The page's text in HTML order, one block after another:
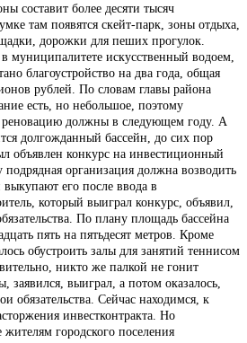
составит более десяти тысяч
там появятся скейт-парк, зоны отдыха,
дорожки для пеших прогулок.
муниципалитете искусственный водоем,
благоустройство на два года, общая
рублей. По словам главы района
есть, но небольшое, поэтому
реновацию должны в следующем году. А
долгожданный бассейн, до сих пор
объявлен конкурс на инвестиционный
подрядная организация должна возводить
выкупают его после ввода в
который выиграл конкурс, объявил,
По плану площадь бассейна
пять на пятьдесят метров. Кроме
обустроить залы для занятий теннисом
никто же палкой не гонит
заявился, выиграл, а потом оказалось,
обязательства. Сейчас находимся, к
инвестконтракта. Но
городского поселения